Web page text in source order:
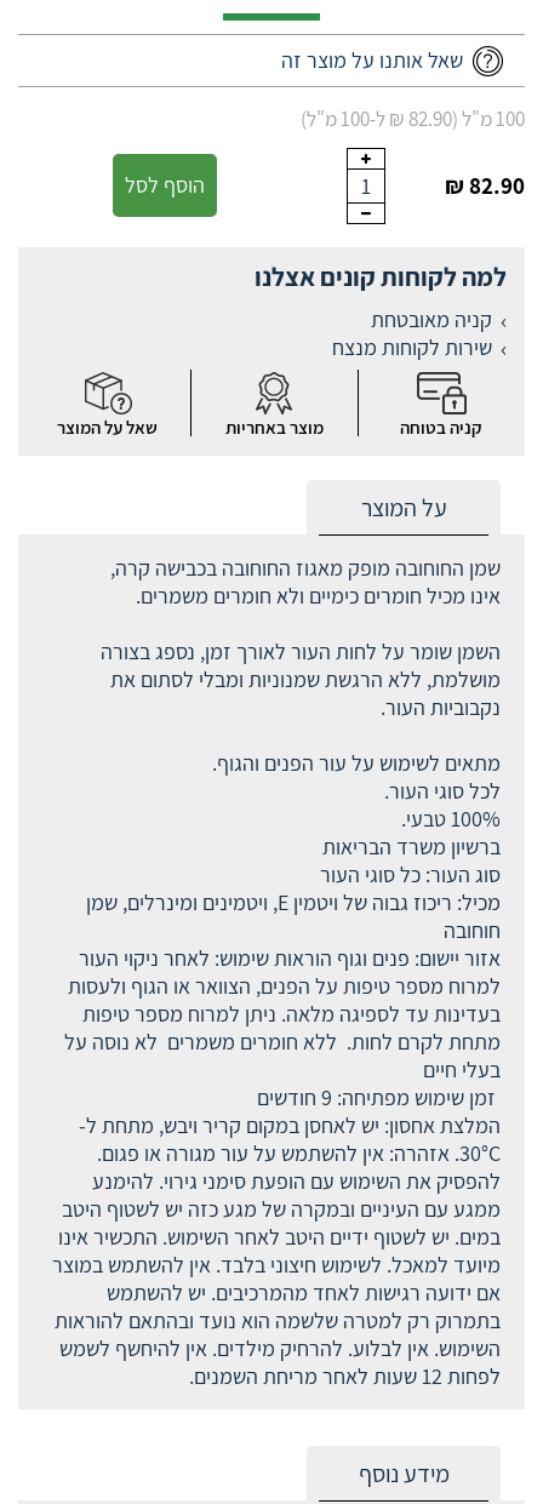
שאל אותנו על מוצר זה
100 מ"ל (82.90 ₪ ל-100 מ"ל)
82.90 ₪
1 הוסף לסל
למה לקוחות קונים אצלנו
קניה מאובטחת
שירות לקוחות מנצח
קניה בטוחה מוצר באחריות שאל על המוצר
על המוצר
שמן החוחובה מופק מאגוז החוחובה בכבישה קרה,
אינו מכיל חומרים כימיים ולא חומרים משמרים.
השמן שומר על לחות העור לאורך זמן, נספג בצורה
מושלמת, ללא הרגשת שמנוניות ומבלי לסתום את
נקבוביות העור.
מתאים לשימוש על עור הפנים והגוף.
לכל סוגי העור.
100% טבעי.
ברשיון משרד הבריאות
סוג העור: כל סוגי העור
מכיל: ריכוז גבוה של ויטמין E, ויטמינים ומינרלים, שמן
חוחובה
אזור יישום: פנים וגוף הוראות שימוש: לאחר ניקוי העור
למרוח מספר טיפות על הפנים, הצוואר או הגוף ולעסות
בעדינות עד לספיגה מלאה. ניתן למרוח מספר טיפות
מתחת לקרם לחות. ללא חומרים משמרים לא נוסה על
בעלי חיים
זמן שימוש מפתיחה: 9 חודשים
המלצת אחסון: יש לאחסן במקום קריר ויבש, מתחת ל-
30°C. אזהרה: אין להשתמש על עור מגורה או פגום.
להפסיק את השימוש עם הופעת סימני גירוי. להימנע
ממגע עם העיניים ובמקרה של מגע כזה יש לשטוף היטב
במים. יש לשטוף ידיים היטב לאחר השימוש. התכשיר אינו
מיועד למאכל. לשימוש חיצוני בלבד. אין להשתמש במוצר
אם ידועה רגישות לאחד מהמרכיבים. יש להשתמש
בתמרוק רק למטרה שלשמה הוא נועד ובהתאם להוראות
השימוש. אין לבלוע. להרחיק מילדים. אין להיחשף לשמש
לפחות 12 שעות לאחר מריחת השמנים.
מידע נוסף